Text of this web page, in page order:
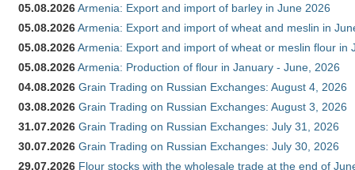
05.08.2026Armenia: Export and import of barley in June 2026
05.08.2026Armenia: Export and import of wheat and meslin in
05.08.2026Armenia: Export and import of wheat or meslin flour in
05.08.2026Armenia: Production of flour in January - June, 2026
04.08.2026 Grain Trading on Russian Exchanges: August 4, 2026
03.08.2026 Grain Trading on Russian Exchanges: August 3, 2026
31.07.2026 Grain Trading on Russian Exchanges: July 31, 2026
30.07.2026 Grain Trading on Russian Exchanges: July 30, 2026
29.07.2026 Flour stocks with the wholesale trade at the end of